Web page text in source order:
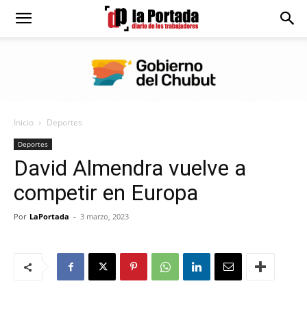
Diario
Portada
Inicio Deportes
Deportes
David Almendra vuelve a
competir en Europa
Por LaPortada - 3 marzo, 2023